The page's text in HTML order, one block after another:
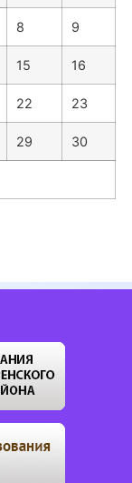
8 9
15 16
22 23
29 30